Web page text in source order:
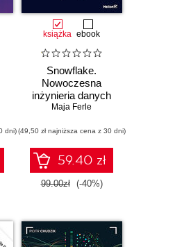
dni)
książka ebook
Snowflake.
Nowoczesna
inżynieria danych
w praktyce
Maja Ferle
(49,50 zł najniższa cena z 30 dni)
59.40 zł
99.00zł (-40%)